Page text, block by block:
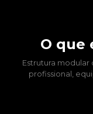
O que
Estrutura
profissional,